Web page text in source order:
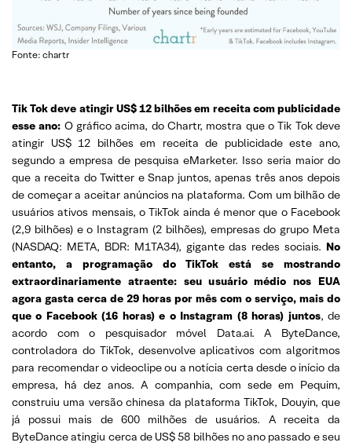
Fonte: chartr
Tik Tok deve atingir US$ 12 bilhões em receita com publicidade
esse ano: O gráfico acima, do Chartr, mostra que o Tik Tok deve
atingir US$ 12 bilhões em receita de publicidade este ano,
segundo a empresa de pesquisa eMarketer. Isso seria maior do
que a receita do Twitter e Snap juntos, apenas três anos depois
de começar a aceitar anúncios na plataforma. Com um bilhão de
usuários ativos mensais, o TikTok ainda é menor que o Facebook
(2,9 bilhões) e o Instagram (2 bilhões), empresas do grupo Meta
(NASDAQ: META, BDR: M1TA34), gigante das redes sociais. No
entanto, a programação do TikTok está se mostrando
extraordinariamente atraente: seu usuário médio nos EUA
agora gasta cerca de 29 horas por mês com o serviço, mais do
que o Facebook (16 horas) e o Instagram (8 horas) juntos, de
acordo com o pesquisador móvel Data.ai. A ByteDance,
controladora do TikTok, desenvolve aplicativos com algoritmos
para recomendar o videoclipe ou a notícia certa desde o início da
empresa, há dez anos. A companhia, com sede em Pequim,
construiu uma versão chinesa da plataforma TikTok, Douyin, que
já possui mais de 600 milhões de usuários. A receita da
ByteDance atingiu cerca de US$ 58 bilhões no ano passado e seu